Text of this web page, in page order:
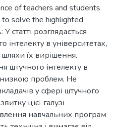
of teachers and students
solve the highlighted
статті розглядається
в університетах,
їх вирішення.
штучного інтелекту в
низкою проблем. Не
у сфері штучного
цієї галузі
навчальних програм